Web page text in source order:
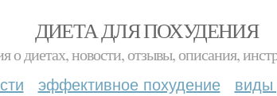
ДИЕТА ДЛЯ ПОХУДЕНИЯ
о диетах, новости, отзывы, описания,
эффективное похудение виды